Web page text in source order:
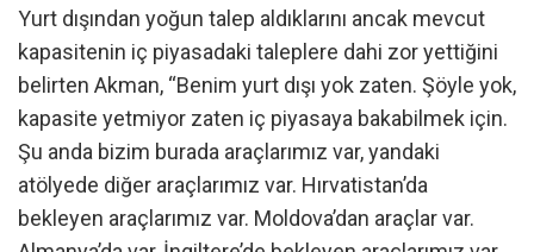
Yurt dışından yoğun talep aldıklarını ancak mevcut
kapasitenin iç piyasadaki taleplere dahi zor yettiğini
belirten Akman, “Benim yurt dışı yok zaten. Şöyle yok,
kapasite yetmiyor zaten iç piyasaya bakabilmek için.
Şu anda bizim burada araçlarımız var, yandaki
atölyede diğer araçlarımız var. Hırvatistan’da
bekleyen araçlarımız var. Moldova’dan araçlar var.